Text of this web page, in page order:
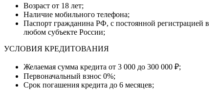
Возраст от 18 лет;
Наличие мобильного телефона;
Паспорт гражданина РФ, с постоянной регистрацией в
любом субъекте России;
УСЛОВИЯ КРЕДИТОВАНИЯ
Желаемая сумма кредита от 3 000 до 300 000 ₽;
Первоначальный взнос 0%;
Срок погашения кредита до 6 месяцев;